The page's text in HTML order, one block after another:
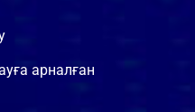
арналған